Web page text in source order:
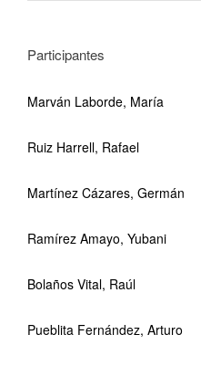
Participantes
Marván Laborde, María
Ruiz Harrell, Rafael
Martínez Cázares, Germán
Ramírez Amayo, Yubani
Bolaños Vital, Raúl
Pueblita Fernández, Arturo